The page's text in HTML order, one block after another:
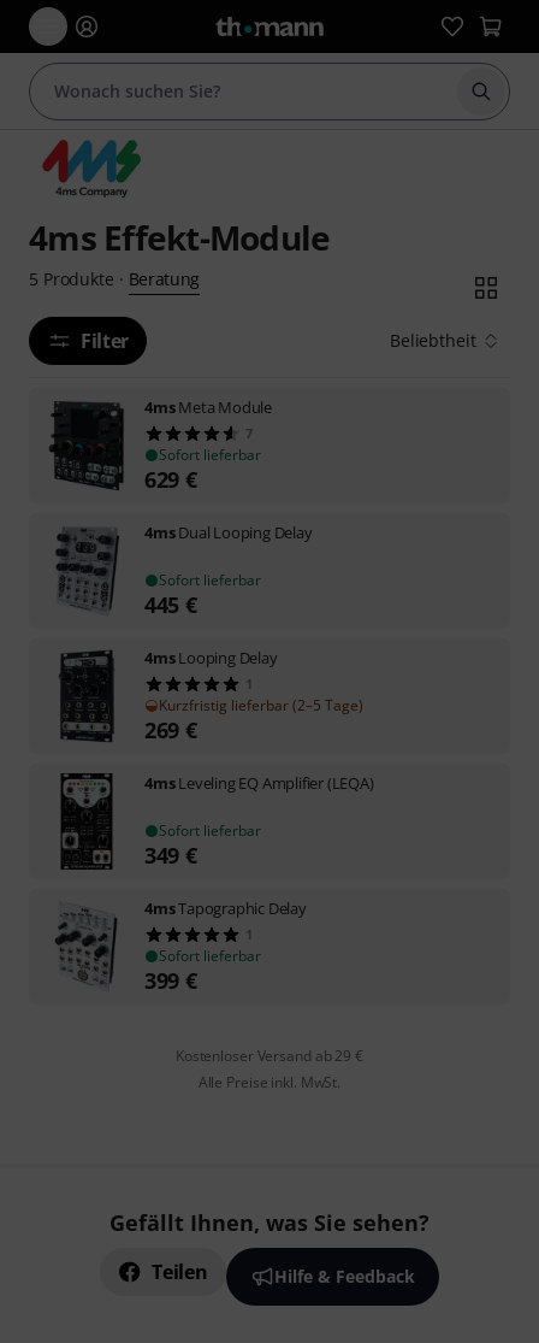
Suche
4ms Effekt-Module
5 Produkte · Beratung
Filter Beliebtheit
4msMeta Module
7
Sofort lieferbar
629 €
4msDual Looping Delay
Sofort lieferbar
445 €
4msLooping Delay
1
Kurzfristig lieferbar (2–5 Tage)
269 €
4msLeveling EQ Amplifier (LEQA)
Sofort lieferbar
349 €
4msTapographic Delay
1
Sofort lieferbar
399 €
Kostenloser Versand ab 29 €
Alle Preise inkl. MwSt.
Gefällt Ihnen, was Sie sehen?
Teilen Hilfe & Feedback